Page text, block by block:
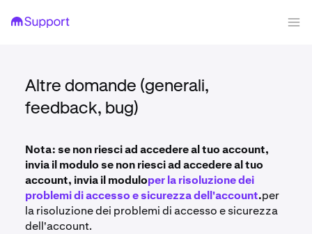
Altre domande (generali,
feedback, bug)
Nota: se non riesci ad accedere al tuo account,
invia il modulo se non riesci ad accedere al tuo
account, invia il moduloper la risoluzione dei
problemi di accesso e sicurezza dell'account.per
la risoluzione dei problemi di accesso e sicurezza
dell'account.